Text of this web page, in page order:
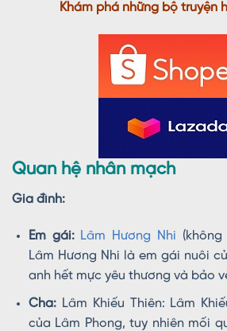
Khám phá những bộ truyện
Quan hệ nhân mạch
Gia đình:
Em gái: Lâm Hương Nhi
Lâm Hương Nhi là em gái nuôi
anh hết mực yêu thương và bảo
Cha:Lâm Khiếu Thiên: Lâm
của Lâm Phong, tuy nhiên mối